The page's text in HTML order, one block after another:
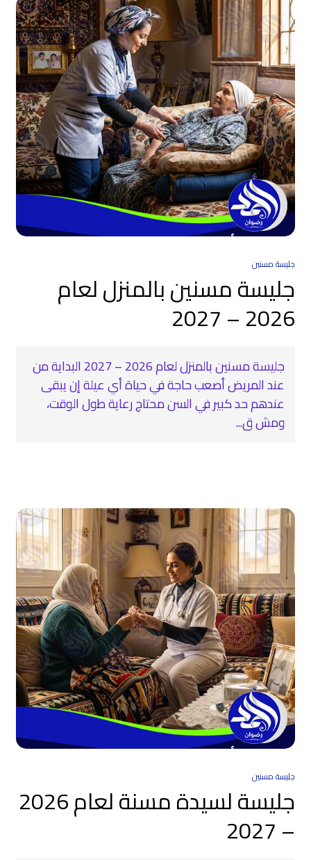
جليسة مسنين
جليسة مسنين بالمنزل لعام
2026 – 2027
جليسة مسنين بالمنزل لعام 2026 – 2027 البداية من
عند المريض أصعب حاجة في حياة أي عيلة إن يبقى
عندهم حد كبير في السن محتاج رعاية طول الوقت،
ومش ق...
جليسة مسنين
جليسة لسيدة مسنة لعام 2026
– 2027